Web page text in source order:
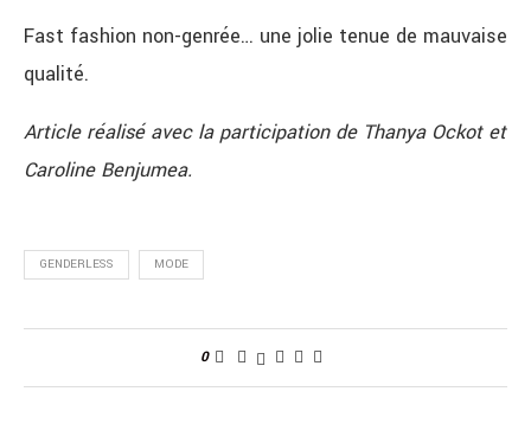
Fast fashion non-genrée… une jolie tenue de mauvaise
qualité.
Article réalisé avec la participation de Thanya Ockot et
Caroline Benjumea.
GENDERLESS MODE
0